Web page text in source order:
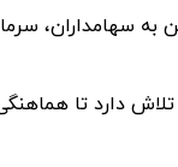
به سهامداران،
تلاش دارد تا